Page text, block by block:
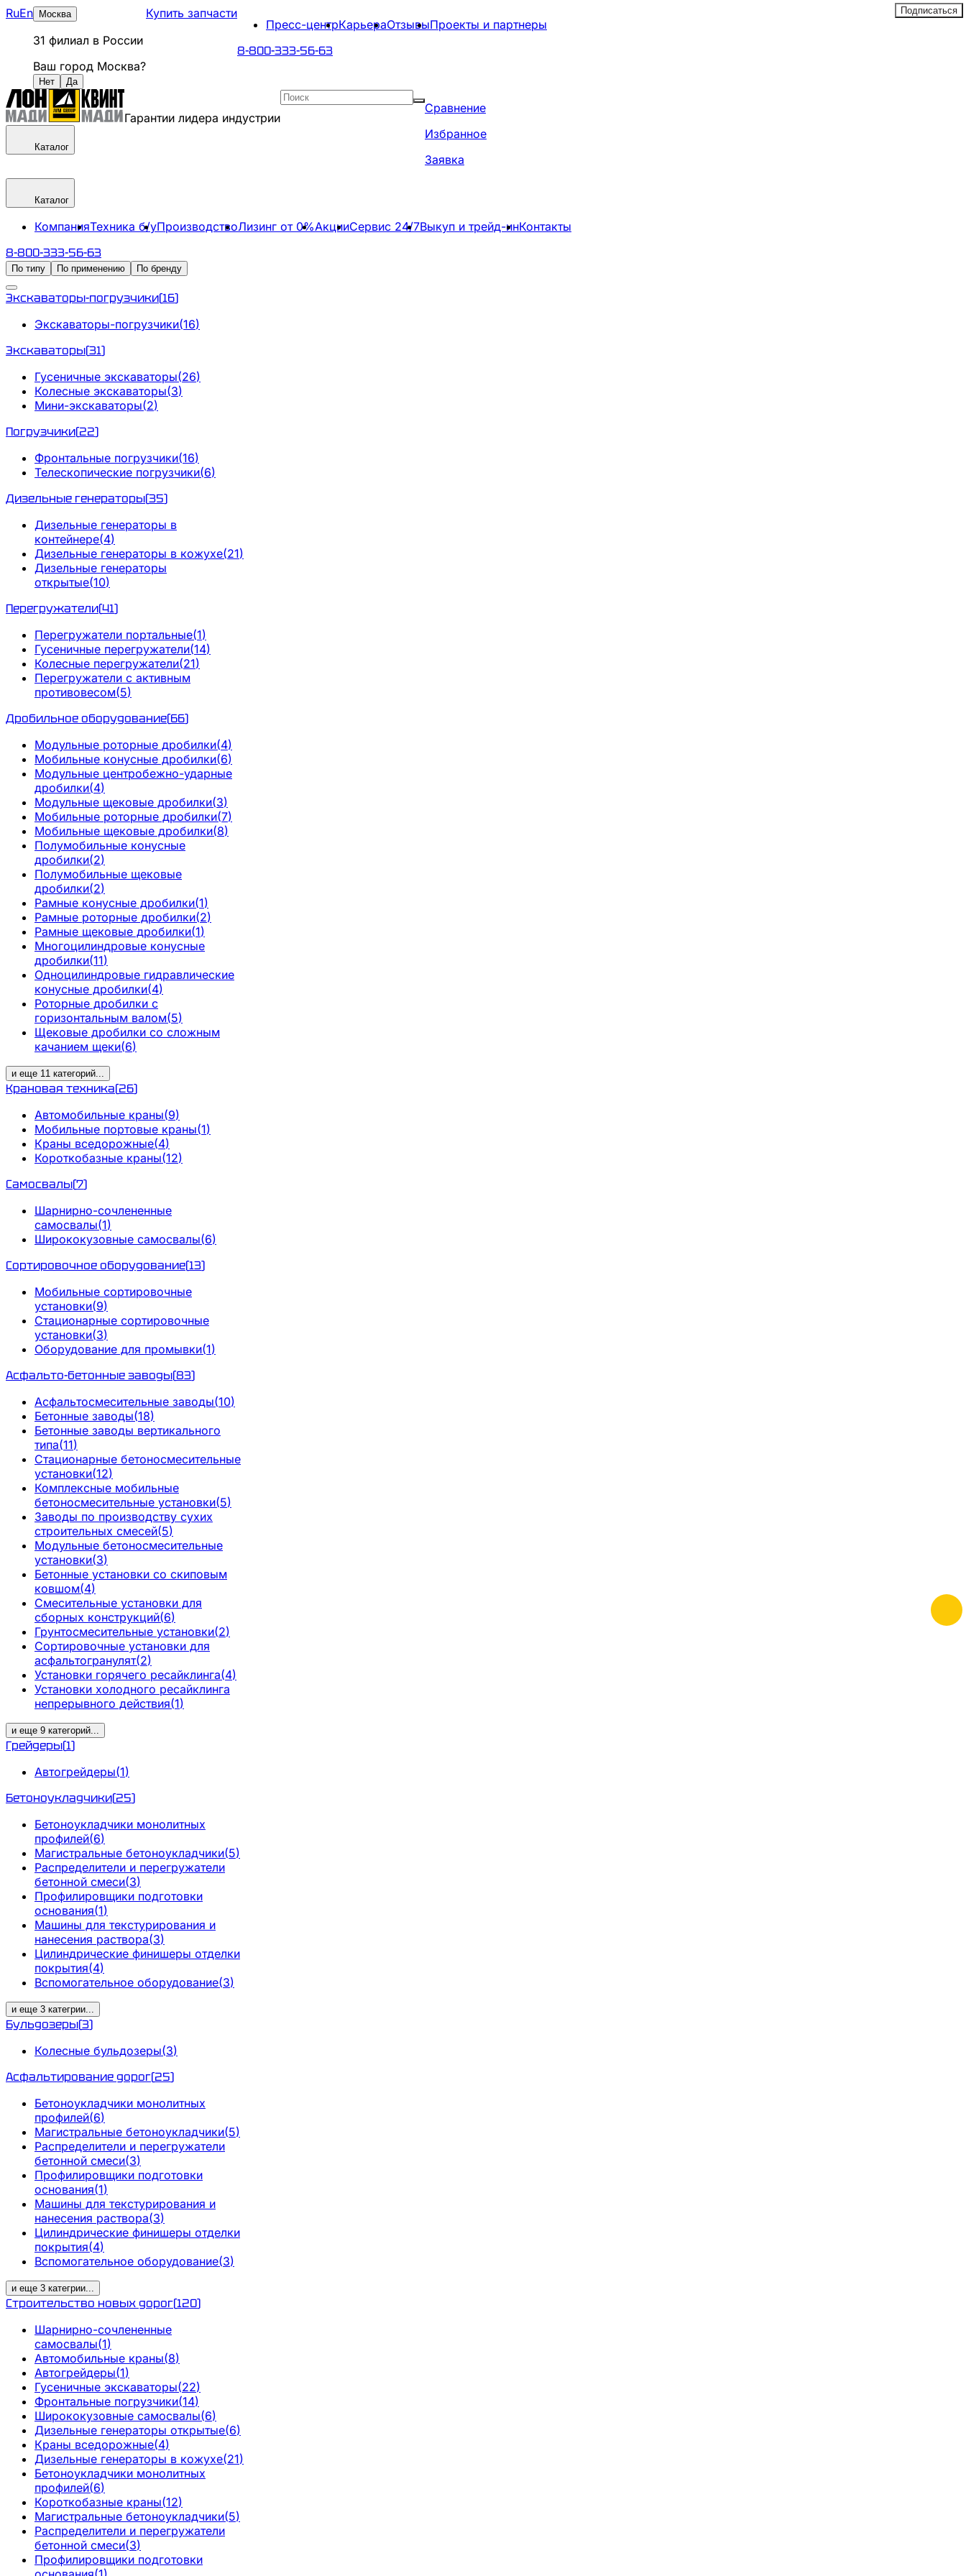
RuEn Москва
31 филиал в России
Ваш город Москва?
Нет Да
Купить запчасти
Пресс-центрКарьераОтзывыПроекты и партнеры
8-800-333-56-63
Гарантии лидера индустрии
Каталог
Сравнение
Избранное
Заявка
Каталог
КомпанияТехника б/уПроизводствоЛизинг от 0%АкцииСервис 24/7Выкуп и трейд-инКонтакты
8-800-333-56-63
По типу По применению По бренду
Экскаваторы-погрузчики(16)
Экскаваторы-погрузчики(16)
Экскаваторы(31)
Гусеничные экскаваторы(26)
Колесные экскаваторы(3)
Мини-экскаваторы(2)
Погрузчики(22)
Фронтальные погрузчики(16)
Телескопические погрузчики(6)
Дизельные генераторы(35)
Дизельные генераторы в
контейнере(4)
Дизельные генераторы в кожухе(21)
Дизельные генераторы
открытые(10)
Перегружатели(41)
Перегружатели портальные(1)
Гусеничные перегружатели(14)
Колесные перегружатели(21)
Перегружатели с активным
противовесом(5)
Дробильное оборудование(66)
Модульные роторные дробилки(4)
Мобильные конусные дробилки(6)
Модульные центробежно-ударные
дробилки(4)
Модульные щековые дробилки(3)
Мобильные роторные дробилки(7)
Мобильные щековые дробилки(8)
Полумобильные конусные
дробилки(2)
Полумобильные щековые
дробилки(2)
Рамные конусные дробилки(1)
Рамные роторные дробилки(2)
Рамные щековые дробилки(1)
Многоцилиндровые конусные
дробилки(11)
Одноцилиндровые гидравлические
конусные дробилки(4)
Роторные дробилки с
горизонтальным валом(5)
Щековые дробилки со сложным
качанием щеки(6)
и еще 11 категорий...
Крановая техника(26)
Автомобильные краны(9)
Мобильные портовые краны(1)
Краны вседорожные(4)
Короткобазные краны(12)
Самосвалы(7)
Шарнирно-сочлененные
самосвалы(1)
Ширококузовные самосвалы(6)
Сортировочное оборудование(13)
Мобильные сортировочные
установки(9)
Стационарные сортировочные
установки(3)
Оборудование для промывки(1)
Асфальто-бетонные заводы(83)
Асфальтосмесительные заводы(10)
Бетонные заводы(18)
Бетонные заводы вертикального
типа(11)
Стационарные бетоносмесительные
установки(12)
Комплексные мобильные
бетоносмесительные установки(5)
Заводы по производству сухих
строительных смесей(5)
Модульные бетоносмесительные
установки(3)
Бетонные установки со скиповым
ковшом(4)
Смесительные установки для
сборных конструкций(6)
Грунтосмесительные установки(2)
Сортировочные установки для
асфальтогранулят(2)
Установки горячего ресайклинга(4)
Установки холодного ресайклинга
непрерывного действия(1)
и еще 9 категорий...
Грейдеры(1)
Автогрейдеры(1)
Бетоноукладчики(25)
Бетоноукладчики монолитных
профилей(6)
Магистральные бетоноукладчики(5)
Распределители и перегружатели
бетонной смеси(3)
Профилировщики подготовки
основания(1)
Машины для текстурирования и
нанесения раствора(3)
Цилиндрические финишеры отделки
покрытия(4)
Вспомогательное оборудование(3)
и еще 3 категрии...
Бульдозеры(3)
Колесные бульдозеры(3)
Асфальтирование дорог(25)
Бетоноукладчики монолитных
профилей(6)
Магистральные бетоноукладчики(5)
Распределители и перегружатели
бетонной смеси(3)
Профилировщики подготовки
основания(1)
Машины для текстурирования и
нанесения раствора(3)
Цилиндрические финишеры отделки
покрытия(4)
Вспомогательное оборудование(3)
и еще 3 категрии...
Строительство новых дорог(120)
Шарнирно-сочлененные
самосвалы(1)
Автомобильные краны(8)
Автогрейдеры(1)
Гусеничные экскаваторы(22)
Фронтальные погрузчики(14)
Ширококузовные самосвалы(6)
Дизельные генераторы открытые(6)
Краны вседорожные(4)
Дизельные генераторы в кожухе(21)
Бетоноукладчики монолитных
профилей(6)
Короткобазные краны(12)
Магистральные бетоноукладчики(5)
Распределители и перегружатели
бетонной смеси(3)
Профилировщики подготовки
Подписаться